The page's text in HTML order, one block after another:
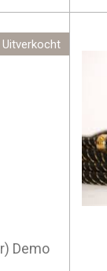
Uitverkocht
Demo